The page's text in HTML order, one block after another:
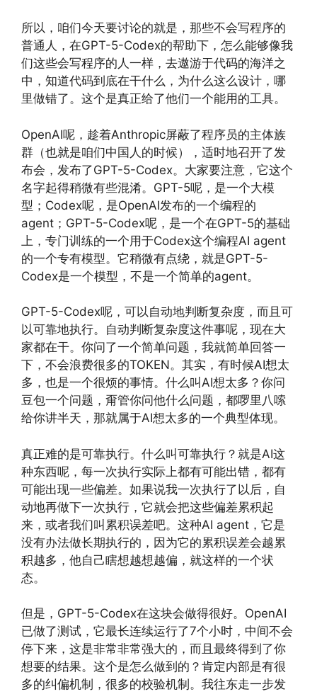
所以，咱们今天要讨论的就是，那些不会写程序的
普通人，在GPT-5-Codex的帮助下，怎么能够像我
们这些会写程序的人一样，去遨游于代码的海洋之
中，知道代码到底在干什么，为什么这么设计，哪
里做错了。这个是真正给了他们一个能用的工具。
OpenAI呢，趁着Anthropic屏蔽了程序员的主体族
群（也就是咱们中国人的时候），适时地召开了发
布会，发布了GPT-5-Codex。大家要注意，它这个
名字起得稍微有些混淆。GPT-5呢，是一个大模
型；Codex呢，是OpenAI发布的一个编程的
agent；GPT-5-Codex呢，是一个在GPT-5的基础
上，专门训练的一个用于Codex这个编程AI agent
的一个专有模型。它稍微有点绕，就是GPT-5-
Codex是一个模型，不是一个简单的agent。
GPT-5-Codex呢，可以自动地判断复杂度，而且可
以可靠地执行。自动判断复杂度这件事呢，现在大
家都在干。你问了一个简单问题，我就简单回答一
下，不会浪费很多的TOKEN。其实，有时候AI想太
多，也是一个很烦的事情。什么叫AI想太多？你问
豆包一个问题，甭管你问他什么问题，都啰里八嗦
给你讲半天，那就属于AI想太多的一个典型体现。
真正难的是可靠执行。什么叫可靠执行？就是AI这
种东西呢，每一次执行实际上都有可能出错，都有
可能出现一些偏差。如果说我一次执行了以后，自
动地再做下一次执行，它就会把这些偏差累积起
来，或者我们叫累积误差吧。这种AI agent，它是
没有办法做长期执行的，因为它的累积误差会越累
积越多，他自己瞎想越想越偏，就这样的一个状
态。
但是，GPT-5-Codex在这块会做得很好。OpenAI
已做了测试，它最长连续运行了7个小时，中间不会
停下来，这是非常非常强大的，而且最终得到了你
想要的结果。这个是怎么做到的？肯定内部是有很
多的纠偏机制，很多的校验机制。我往东走一步发